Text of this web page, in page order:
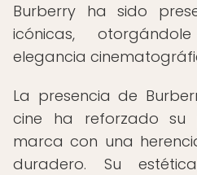
Burberry ha sido
icónicas,
elegancia
La presencia de
cine ha reforzado su
marca con una
duradero. Su